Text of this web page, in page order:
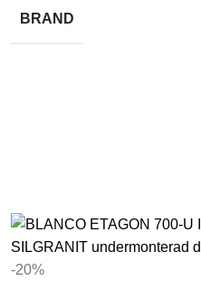
BRAND
-20%